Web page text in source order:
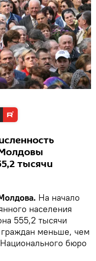
тысячи
На начало
населения
555,2 тысячи
граждан меньше, чем
бюро